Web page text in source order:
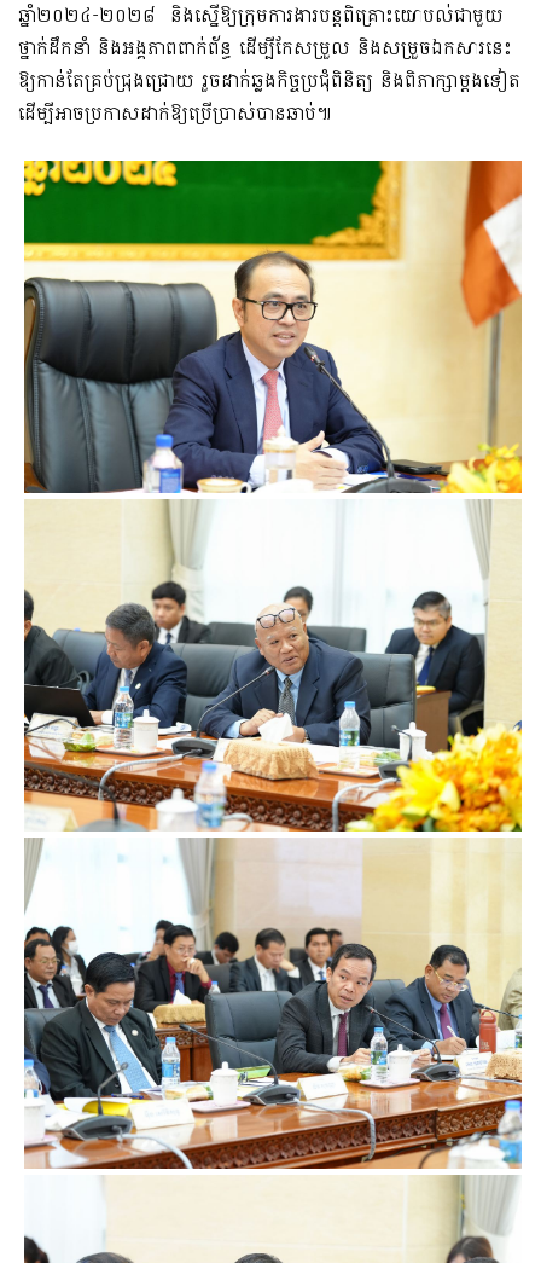
ឆ្នាំ២០២៤-២០២៨ និងស្នើឱ្យក្រុមការងារបន្តពិគ្រោះយោបល់ជាមួយ
ថ្នាក់ដឹកនាំ និងអង្គភាពពាក់ព័ន្ធ ដើម្បីកែសម្រួល​ និងសម្រួចឯកសារនេះ
ឱ្យកាន់តែគ្រប់ជ្រុងជ្រោយ រួចដាក់ឆ្លងកិច្ចប្រជុំពិនិត្យ និងពិភាក្សាម្តងទៀត
ដើម្បីអាចប្រកាសដាក់ឱ្យប្រើប្រាស់បានឆាប់៕